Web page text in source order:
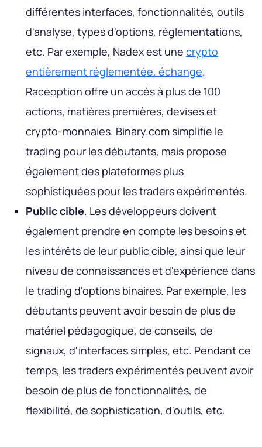
différentes interfaces, fonctionnalités, outils
d'analyse, types d'options, réglementations,
etc. Par exemple, Nadex est une crypto
entièrement réglementée. échange.
Raceoption offre un accès à plus de 100
actions, matières premières, devises et
crypto-monnaies. Binary.com simplifie le
trading pour les débutants, mais propose
également des plateformes plus
sophistiquées pour les traders expérimentés.
Public cible. Les développeurs doivent
également prendre en compte les besoins et
les intérêts de leur public cible, ainsi que leur
niveau de connaissances et d'expérience dans
le trading d'options binaires. Par exemple, les
débutants peuvent avoir besoin de plus de
matériel pédagogique, de conseils, de
signaux, d'interfaces simples, etc. Pendant ce
temps, les traders expérimentés peuvent avoir
besoin de plus de fonctionnalités, de
flexibilité, de sophistication, d'outils, etc.